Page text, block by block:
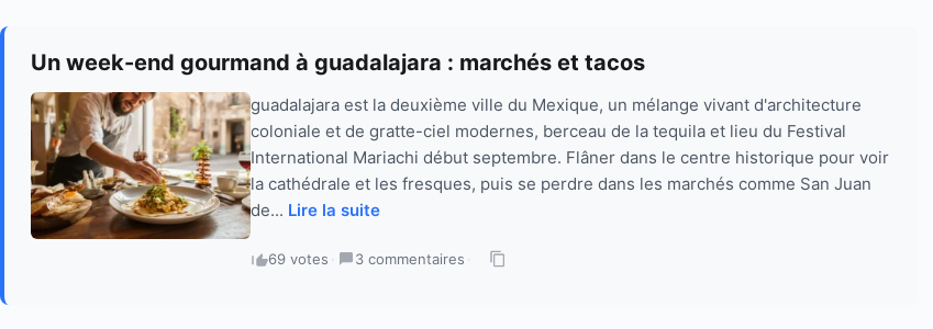
Un week-end gourmand à guadalajara : marchés et tacos
guadalajara est la deuxième ville du Mexique, un mélange vivant d'architecture
coloniale et de gratte-ciel modernes, berceau de la tequila et lieu du Festival
International Mariachi début septembre. Flâner dans le centre historique pour voir
la cathédrale et les fresques, puis se perdre dans les marchés comme San Juan
de... Lire la suite
69 votes · 3 commentaires ·